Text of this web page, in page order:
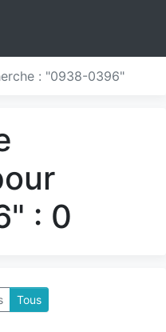
: "0938-0396"
: 0
Tous